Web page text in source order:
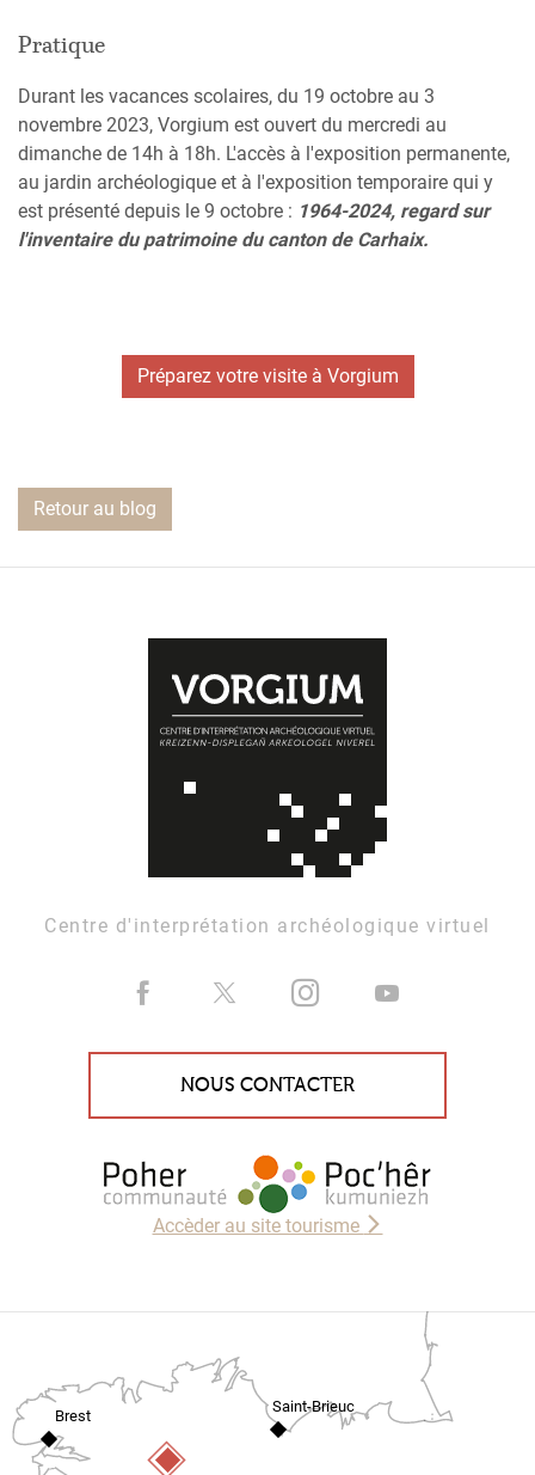
Pratique
Durant les vacances scolaires, du 19 octobre au 3
novembre 2023, Vorgium est ouvert du mercredi au
dimanche de 14h à 18h. L'accès à l'exposition permanente,
au jardin archéologique et à l'exposition temporaire qui y
est présenté depuis le 9 octobre : 1964-2024, regard sur
l'inventaire du patrimoine du canton de Carhaix.
Préparez votre visite à Vorgium
Retour au blog
Centre d'interprétation archéologique virtuel
NOUS CONTACTER
Accèder au site tourisme
Brest
Saint-Brieuc